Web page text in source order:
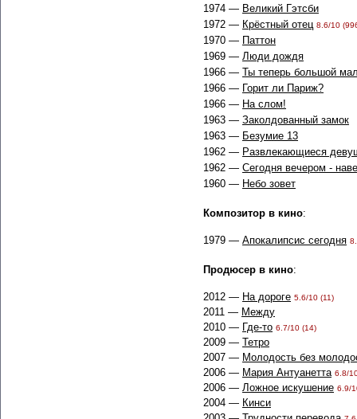
1974 — Великий Гэтсби
1972 — Крёстный отец 8.6/10
1970 — Паттон
1969 — Люди дождя
1966 — Ты теперь большой
1966 — Горит ли Париж?
1966 — На слом!
1963 — Заколдованный замок
1963 — Безумие 13
1962 — Развлекающиеся
1962 — Сегодня вечером -
1960 — Небо зовет
Композитор в кино:
1979 — Апокалипсис сегодня
Продюсер в кино:
2012 — На дороге 5.6/10 (11)
2011 — Между
2010 — Где-то 6.7/10 (14)
2009 — Тетро
2007 — Молодость без
2006 — Мария Антуанетта 6.8/
2006 — Ложное искушение 6.9/
2004 — Кинси